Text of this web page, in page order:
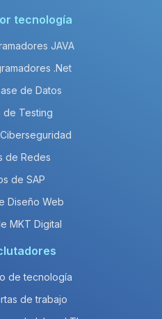
tecnología
JAVA
.Net
de Datos
de Testing
de Redes
de SAP
Diseño Web
MKT Digital
de tecnología
de trabajo